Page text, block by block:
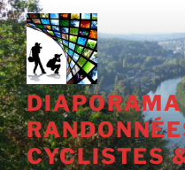
Aller
au
contenu
principal
DIAPORAMA
CYCLISTES